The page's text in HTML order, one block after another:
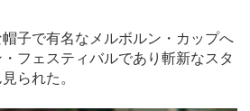
子で有名なメルボルン・カップへ
フェスティバルであり斬新なスタ
られた。